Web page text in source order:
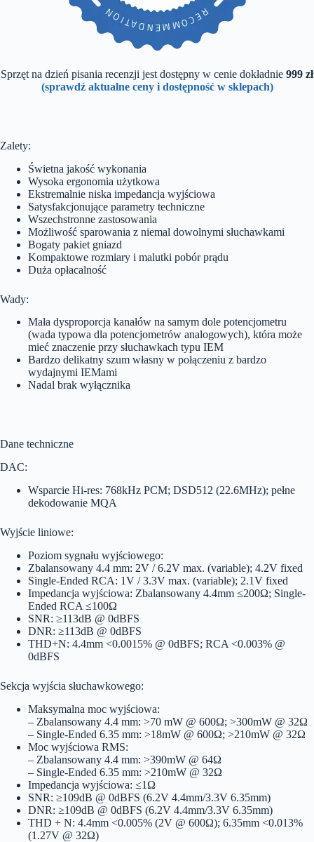
Sprzęt na dzień pisania recenzji jest dostępny w cenie dokładnie 999 zł
(sprawdź aktualne ceny i dostępność w sklepach)
Zalety:
Świetna jakość wykonania
Wysoka ergonomia użytkowa
Ekstremalnie niska impedancja wyjściowa
Satysfakcjonujące parametry techniczne
Wszechstronne zastosowania
Możliwość sparowania z niemal dowolnymi słuchawkami
Bogaty pakiet gniazd
Kompaktowe rozmiary i malutki pobór prądu
Duża opłacalność
Wady:
Mała dysproporcja kanałów na samym dole potencjometru
(wada typowa dla potencjometrów analogowych), która może
mieć znaczenie przy słuchawkach typu IEM
Bardzo delikatny szum własny w połączeniu z bardzo
wydajnymi IEMami
Nadal brak wyłącznika
Dane techniczne
DAC:
Wsparcie Hi-res: 768kHz PCM; DSD512 (22.6MHz); pełne
dekodowanie MQA
Wyjście liniowe:
Poziom sygnału wyjściowego:
Zbalansowany 4.4 mm: 2V / 6.2V max. (variable); 4.2V fixed
Single-Ended RCA: 1V / 3.3V max. (variable); 2.1V fixed
Impedancja wyjściowa: Zbalansowany 4.4mm ≤200Ω; Single-
Ended RCA ≤100Ω
SNR: ≥113dB @ 0dBFS
DNR: ≥113dB @ 0dBFS
THD+N: 4.4mm <0.0015% @ 0dBFS; RCA <0.003% @
0dBFS
Sekcja wyjścia słuchawkowego:
Maksymalna moc wyjściowa:
– Zbalansowany 4.4 mm: >70 mW @ 600Ω; >300mW @ 32Ω
– Single-Ended 6.35 mm: >18mW @ 600Ω; >210mW @ 32Ω
Moc wyjściowa RMS:
– Zbalansowany 4.4 mm: >390mW @ 64Ω
– Single-Ended 6.35 mm: >210mW @ 32Ω
Impedancja wyjściowa: ≤1Ω
SNR: ≥109dB @ 0dBFS (6.2V 4.4mm/3.3V 6.35mm)
DNR: ≥109dB @ 0dBFS (6.2V 4.4mm/3.3V 6.35mm)
THD + N: 4.4mm <0.005% (2V @ 600Ω); 6.35mm <0.013%
(1.27V @ 32Ω)